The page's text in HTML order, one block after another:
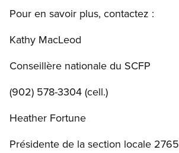
Pour en savoir plus, contactez :
Kathy MacLeod
Conseillère nationale du SCFP
(902) 578-3304 (cell.)
Heather Fortune
Présidente de la section locale 2765